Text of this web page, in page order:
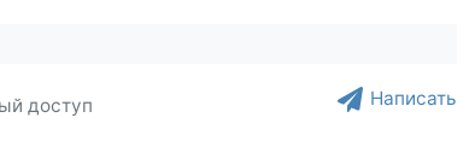
доступ Написать